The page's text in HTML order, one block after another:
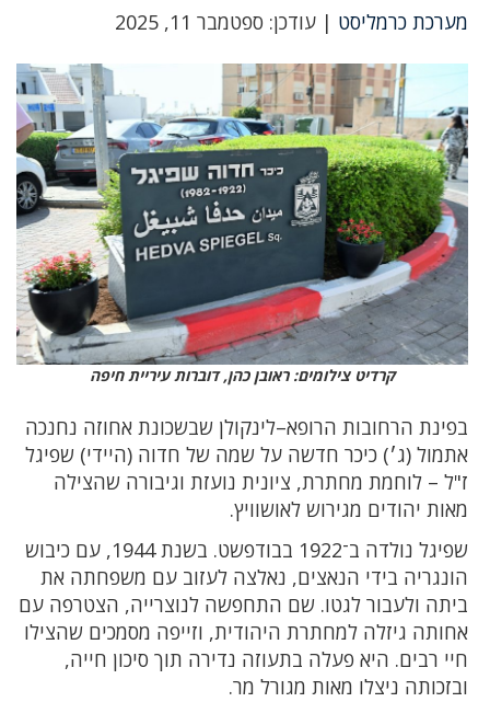
מערכת כרמליסט | עודכן: ספטמבר 11, 2025
קרדיט צילומים: ראובן כהן, דוברות עיריית חיפה
בפינת הרחובות הרופא–לינקולן שבשכונת אחוזה נחנכה
אתמול (ג׳) כיכר חדשה על שמה של חדוה (היידי) שפיגל
ז"ל – לוחמת מחתרת, ציונית נועזת וגיבורה שהצילה
מאות יהודים מגירוש לאושוויץ.
שפיגל נולדה ב־1922 בבודפשט. בשנת 1944, עם כיבוש
הונגריה בידי הנאצים, נאלצה לעזוב עם משפחתה את
ביתה ולעבור לגטו. שם התחפשה לנוצרייה, הצטרפה עם
אחותה גיזלה למחתרת היהודית, וזייפה מסמכים שהצילו
חיי רבים. היא פעלה בתעוזה נדירה תוך סיכון חייה,
ובזכותה ניצלו מאות מגורל מר.